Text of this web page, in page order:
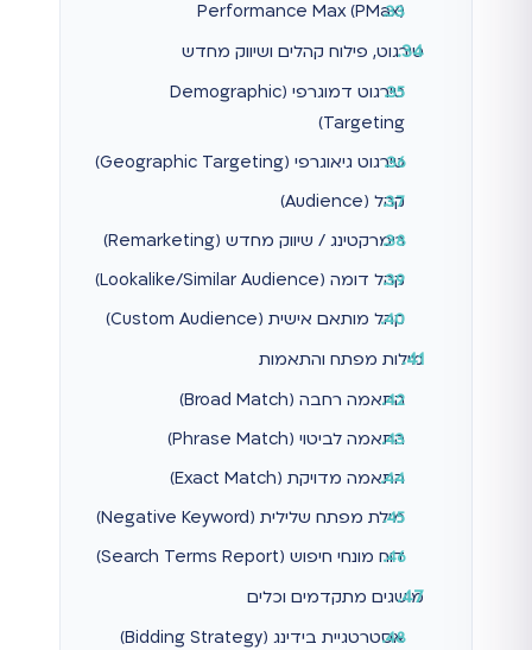
Performance Max (PMax)
טירגוט, פילוח קהלים ושיווק מחדש
טירגוט דמוגרפי (Demographic
Targeting)
טירגוט גיאוגרפי (Geographic Targeting)
קהל (Audience)
רימרקטינג / שיווק מחדש (Remarketing)
קהל דומה (Lookalike/Similar Audience)
קהל מותאם אישית (Custom Audience)
מילות מפתח והתאמות
התאמה רחבה (Broad Match)
התאמה לביטוי (Phrase Match)
התאמה מדויקת (Exact Match)
מילת מפתח שלילית (Negative Keyword)
דוח מונחי חיפוש (Search Terms Report)
מושגים מתקדמים וכלים
אסטרטגיית בידינג (Bidding Strategy)